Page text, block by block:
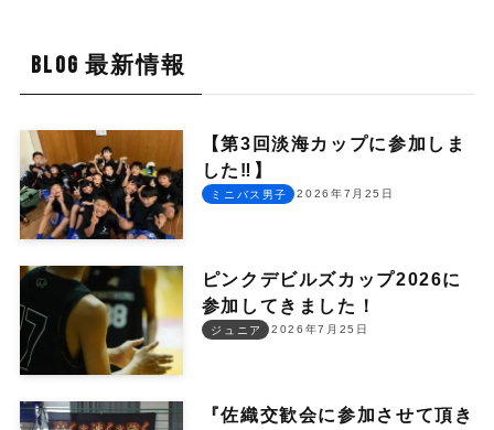
BLOG 最新情報
【第3回淡海カップに参加しま
した‼︎】
2026年7月25日
ミニバス男子
ピンクデビルズカップ2026に
参加してきました！
2026年7月25日
ジュニア
『佐織交歓会に参加させて頂き